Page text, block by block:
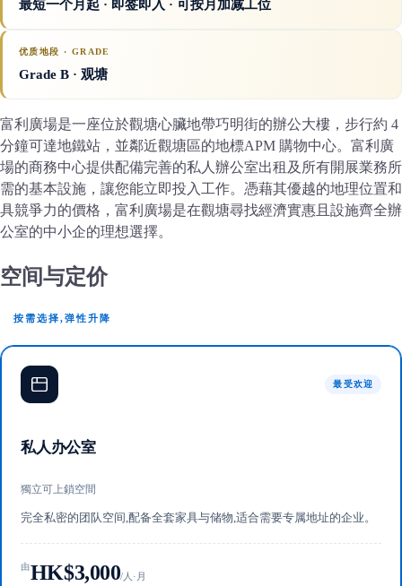
最短一个月起 · 即签即入 · 可按月加减工位
优质地段 · GRADE
Grade B · 观塘
富利廣場是一座位於觀塘心臟地帶巧明街的辦公大樓，步行約 4
分鐘可達地鐵站，並鄰近觀塘區的地標APM 購物中心。富利廣
場的商務中心提供配備完善的私人辦公室出租及所有開展業務所
需的基本設施，讓您能立即投入工作。憑藉其優越的地理位置和
具競爭力的價格，富利廣場是在觀塘尋找經濟實惠且設施齊全辦
公室的中小企的理想選擇。
空间与定价
按需选择,弹性升降
最受欢迎
私人办公室
獨立可上鎖空間
完全私密的团队空间,配备全套家具与储物,适合需要专属地址的企业。
由HK$3,000/人·月